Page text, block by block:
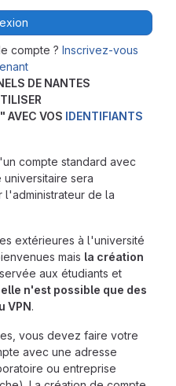
DE NANTES
AVEC VOS IDENTIFIANTS
compte standard avec
sera
l'administrateur de la
extérieures à l'université
mais la création
aux étudiants et
elle n'est possible que des
VPN.
vous devez faire votre
avec une adresse
ou entreprise
compte ? Inscrivez-vous